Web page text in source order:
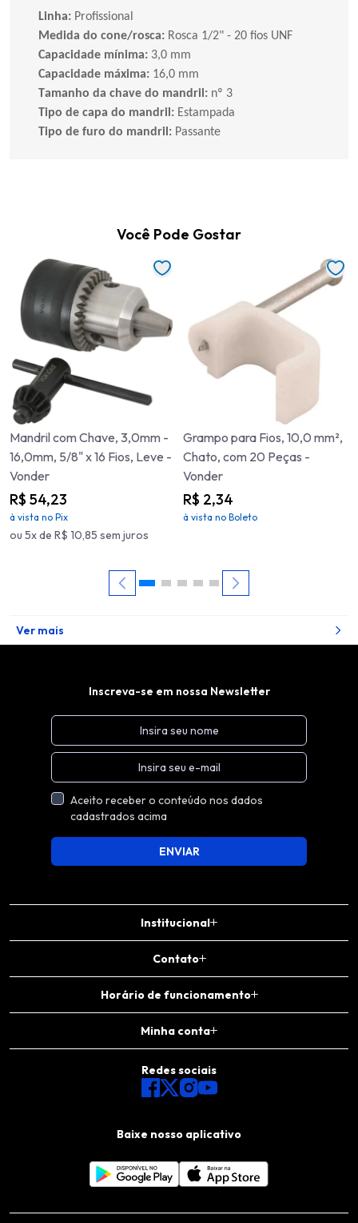
Linha: Profissional
Medida do cone/rosca: Rosca 1/2" - 20 fios UNF
Capacidade mínima: 3,0 mm
Capacidade máxima: 16,0 mm
Tamanho da chave do mandril: nº 3
Tipo de capa do mandril: Estampada
Tipo de furo do mandril: Passante
Você Pode Gostar
Mandril com Chave, 3,0mm -
16,0mm, 5/8" x 16 Fios, Leve -
Vonder
R$ 54,23
à vista no Pix
ou 5x de R$ 10,85 sem juros
Grampo para Fios, 10,0 mm²,
Chato, com 20 Peças -
Vonder
R$ 2,34
à vista no Boleto
Ver mais
Institucional
Contato
Horário de funcionamento
Minha conta
Baixe nosso aplicativo
Redes sociais
Inscreva-se em nossa Newsletter
Aceito receber o conteúdo nos dados
cadastrados acima
ENVIAR